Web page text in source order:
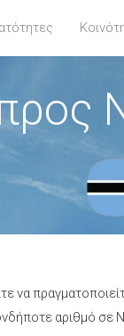
να
αριθμό σε